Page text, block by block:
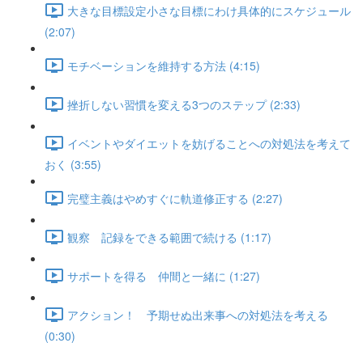
大きな目標設定小さな目標にわけ具体的にスケジュール
(2:07)
モチベーションを維持する方法 (4:15)
挫折しない習慣を変える3つのステップ (2:33)
イベントやダイエットを妨げることへの対処法を考えて
おく (3:55)
完璧主義はやめすぐに軌道修正する (2:27)
観察 記録をできる範囲で続ける (1:17)
サポートを得る 仲間と一緒に (1:27)
アクション！ 予期せぬ出来事への対処法を考える
(0:30)